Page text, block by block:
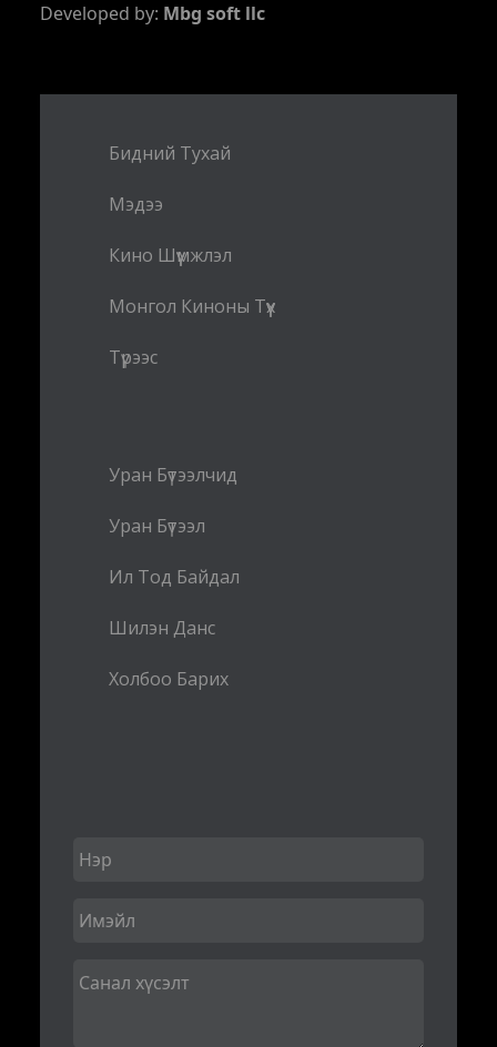
Developed by: Mbg soft llc
Бидний Тухай
Мэдээ
Кино Шүүмжлэл
Монгол Киноны Түүх
Түрээс
Уран Бүтээлчид
Уран Бүтээл
Ил Тод Байдал
Шилэн Данс
Холбоо Барих